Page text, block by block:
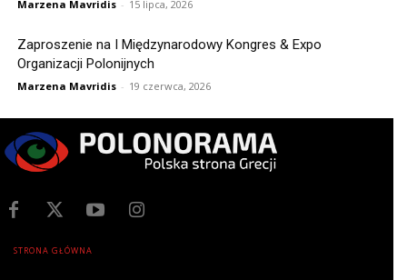
Marzena Mavridis - 15 lipca, 2026
Zaproszenie na I Międzynarodowy Kongres & Expo
Organizacji Polonijnych
Marzena Mavridis - 19 czerwca, 2026
STRONA GŁÓWNA